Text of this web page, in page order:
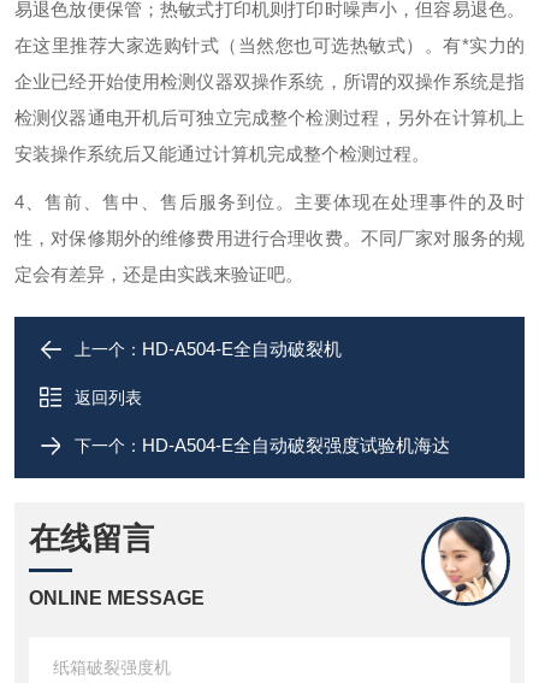
易退色放便保管；热敏式打印机则打印时噪声小，但容易退色。
在这里推荐大家选购针式（当然您也可选热敏式）。有*实力的
企业已经开始使用检测仪器双操作系统，所谓的双操作系统是指
检测仪器通电开机后可独立完成整个检测过程，另外在计算机上
安装操作系统后又能通过计算机完成整个检测过程。
4 、售前、售中、售后服务到位。主要体现在处理事件的及时
性，对保修期外的维修费用进行合理收费。不同厂家对服务的规
定会有差异，还是由实践来验证吧。
上一个： HD-A504-E全自动破裂机
返回列表
下一个： HD-A504-E全自动破裂强度试验机海达
在线留言
ONLINE MESSAGE